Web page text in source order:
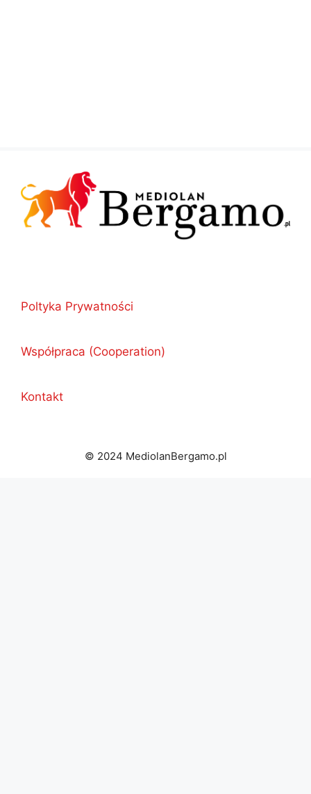
Poltyka Prywatności
Współpraca (Cooperation)
Kontakt
© 2024 MediolanBergamo.pl